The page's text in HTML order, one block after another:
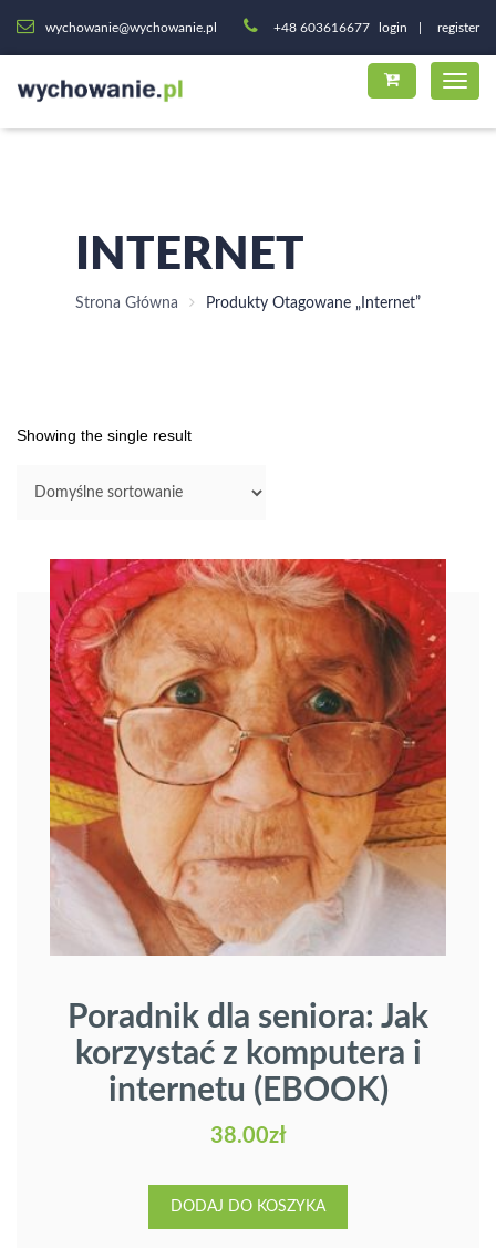
wychowanie@wychowanie.pl +48 603616677 login register
INTERNET
Strona Główna Produkty Otagowane „internet”
Showing the single result
Poradnik dla seniora: Jak
korzystać z komputera i
internetu (EBOOK)
38.00zł
DODAJ DO KOSZYKA